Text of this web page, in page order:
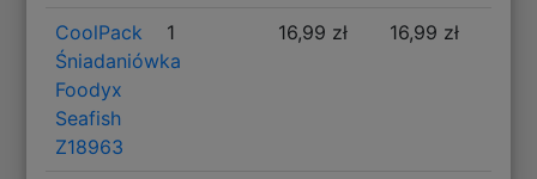
CoolPack
Śniadaniówka
Foodyx
Seafish
Z18963
1 16,99 zł 16,99 zł